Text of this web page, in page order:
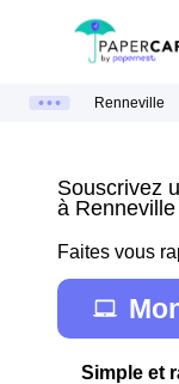
Renneville
Souscrivez
à Renneville
Faites vous
Simple et